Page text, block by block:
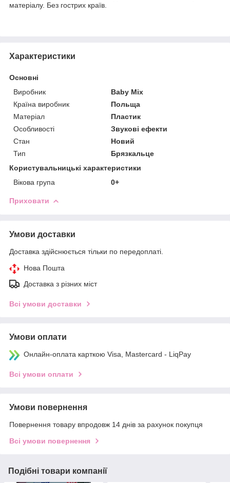
матеріалу. Без гострих країв.
Характеристики
Основні
Виробник
Baby Mix
Країна виробник
Польща
Матеріал
Пластик
Особливості
Звукові ефекти
Стан
Новий
Тип
Брязкальце
Користувальницькі характеристики
Вікова група
0+
Приховати
Умови доставки
Доставка здійснюється тільки по передоплаті.
Нова Пошта
Доставка з різних міст
Всі умови доставки
Умови оплати
Онлайн-оплата карткою Visa, Mastercard - LiqPay
Всі умови оплати
Умови повернення
Повернення товару впродовж 14 днів за рахунок покупця
Всі умови повернення
Подібні товари компанії